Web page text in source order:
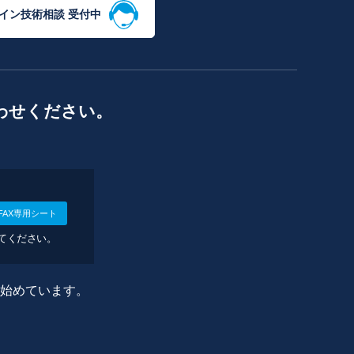
ン技術相談 受付中
ください。
専用シート
ださい。
めています。